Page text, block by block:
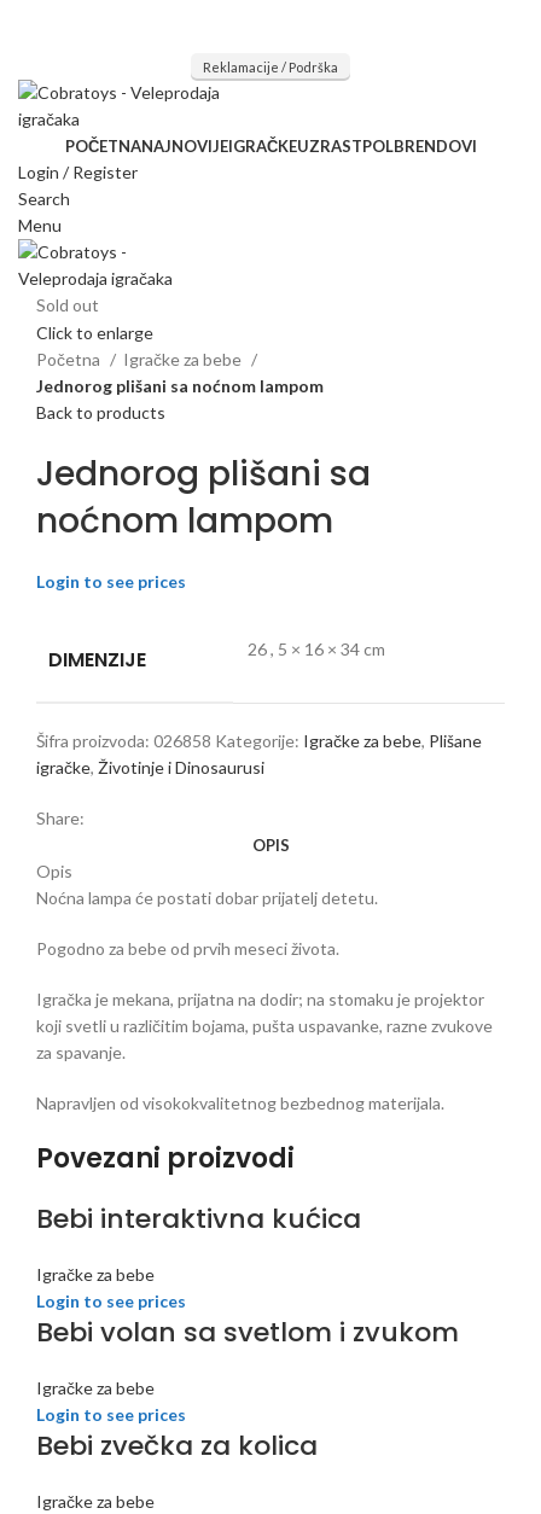
Reklamacije / Podrška
POČETNANAJNOVIJEIGRAČKEUZRASTPOLBRENDOVI
Login / Register
Search
Menu
Sold out
Click to enlarge
Početna
Igračke za bebe
Jednorog plišani sa noćnom lampom
Back to products
Jednorog plišani sa
noćnom lampom
Login to see prices
DIMENZIJE 26, 5 × 16 × 34 cm
Šifra proizvoda: 026858 Kategorije: Igračke za bebe, Plišane
igračke, Životinje i Dinosaurusi
Share:
OPIS
Opis
Noćna lampa će postati dobar prijatelj detetu.
Pogodno za bebe od prvih meseci života.
Igračka je mekana, prijatna na dodir; na stomaku je projektor
koji svetli u različitim bojama, pušta uspavanke, razne zvukove
za spavanje.
Napravljen od visokokvalitetnog bezbednog materijala.
Povezani proizvodi
Bebi interaktivna kućica
Igračke za bebe
Login to see prices
Bebi volan sa svetlom i zvukom
Igračke za bebe
Login to see prices
Bebi zvečka za kolica
Igračke za bebe